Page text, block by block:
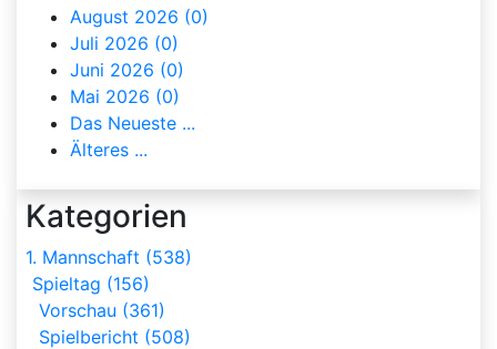
August 2026 (0)
Juli 2026 (0)
Juni 2026 (0)
Mai 2026 (0)
Das Neueste ...
Älteres ...
Kategorien
1. Mannschaft (538)
Spieltag (156)
Vorschau (361)
Spielbericht (508)